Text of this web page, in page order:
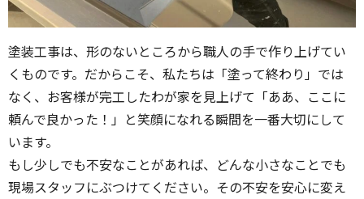
塗装工事は、形のないところから職人の手で作り上げてい
くものです。だからこそ、私たちは「塗って終わり」では
なく、お客様が完工したわが家を見上げて「ああ、ここに
頼んで良かった！」と笑顔になれる瞬間を一番大切にして
います。
もし少しでも不安なことがあれば、どんな小さなことでも
現場スタッフにぶつけてください。その不安を安心に変え